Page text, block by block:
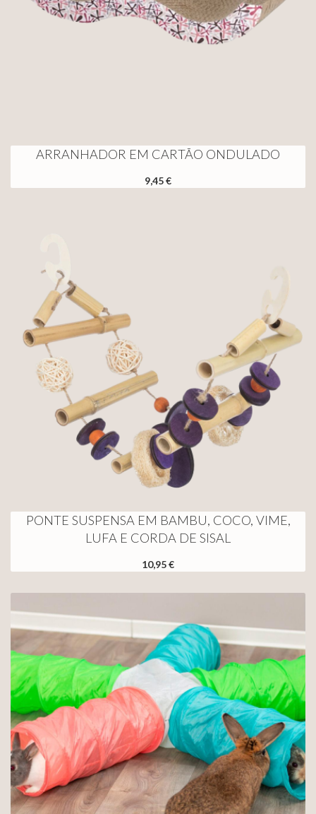
ARRANHADOR EM CARTÃO ONDULADO
9,45 €
PONTE SUSPENSA EM BAMBU, COCO, VIME,
LUFA E CORDA DE SISAL
10,95 €